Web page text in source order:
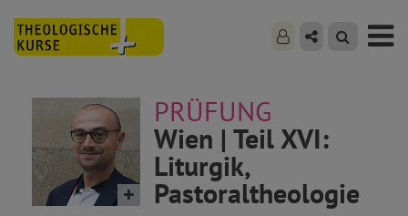
PRÜFUNG
Wien | Teil XVI:
Liturgik,
Pastoraltheologie